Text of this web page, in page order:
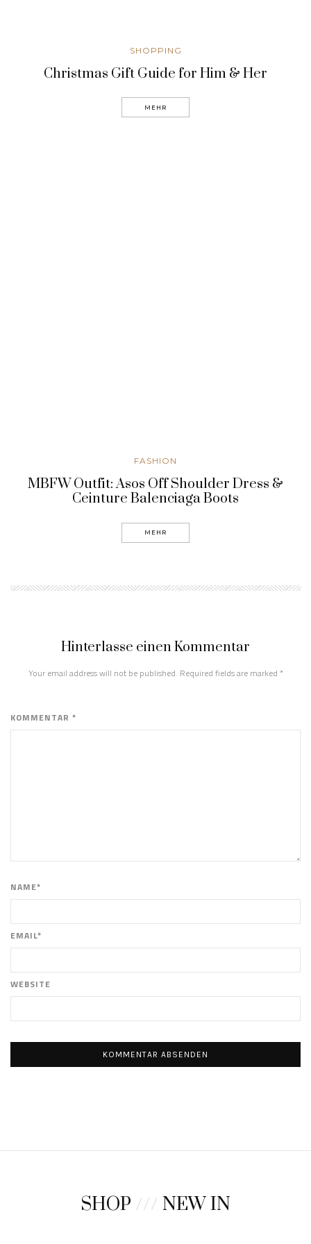
SHOPPING
Christmas Gift Guide for Him & Her
MEHR
FASHION
MBFW Outfit: Asos Off Shoulder Dress &
Ceinture Balenciaga Boots
MEHR
Hinterlasse einen Kommentar
Your email address will not be published. Required fields are marked *
KOMMENTAR *
NAME*
EMAIL*
WEBSITE
SHOP /// NEW IN